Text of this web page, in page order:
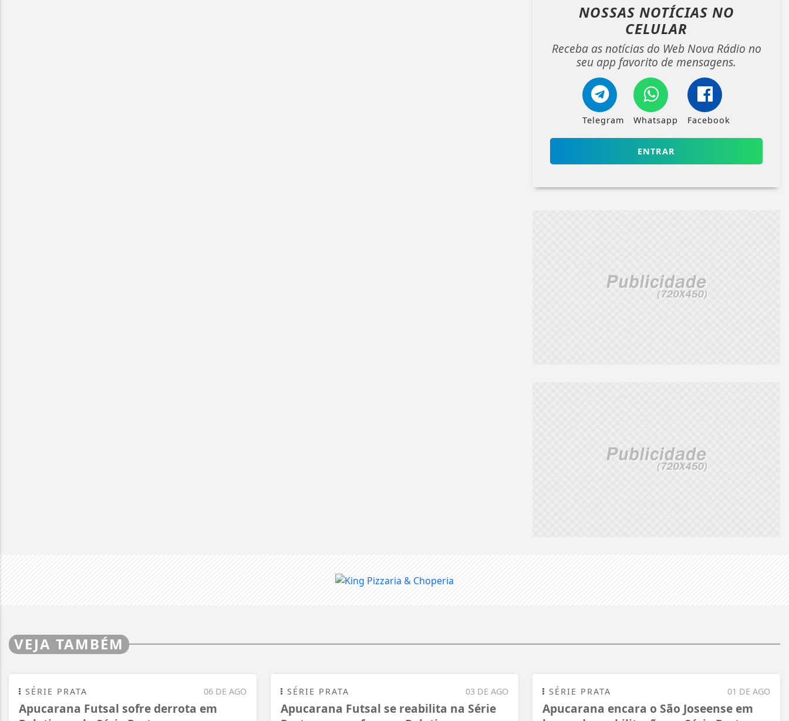
NOSSAS NOTÍCIAS NO
CELULAR
Receba as notícias do Web Nova Rádio no
seu app favorito de mensagens.
Telegram Whatsapp Facebook
ENTRAR
VEJA TAMBÉM
06 DE AGO
SÉRIE PRATA
Apucarana Futsal sofre derrota em
03 DE AGO
SÉRIE PRATA
Apucarana Futsal se reabilita na Série
01 DE AGO
SÉRIE PRATA
Apucarana encara o São Joseense em